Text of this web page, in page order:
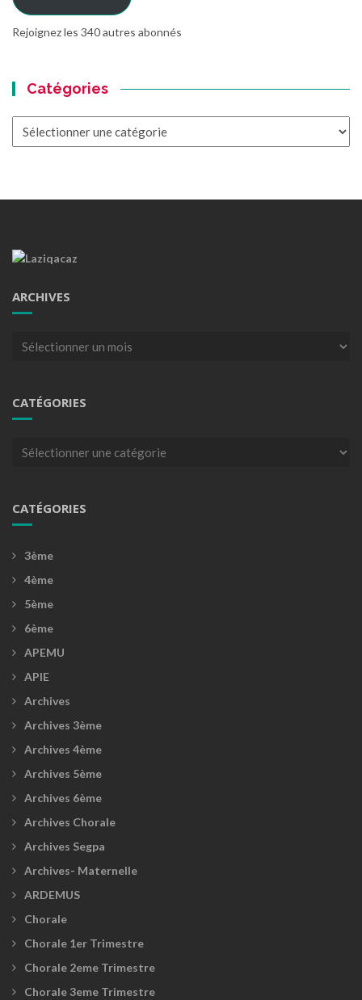
Rejoignez les 340 autres abonnés
Catégories
ARCHIVES
Archives
CATÉGORIES
Catégories
CATÉGORIES
3ème
4ème
5ème
6ème
APEMU
APIE
Archives
Archives 3ème
Archives 4ème
Archives 5ème
Archives 6ème
Archives Chorale
Archives Segpa
Archives- Maternelle
ARDEMUS
Chorale
Chorale 1er Trimestre
Chorale 2eme Trimestre
Chorale 3eme Trimestre